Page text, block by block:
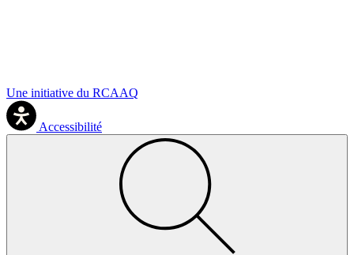
Une initiative du RCAAQ
Accessibilité